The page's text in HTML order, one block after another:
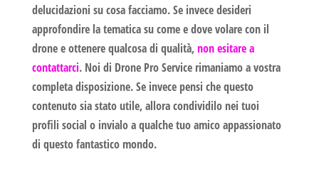
delucidazioni su cosa facciamo. Se invece desideri
approfondire la tematica su come edove volare con il
drone e ottenerequalcosa di qualità,non esitare a
contattarci. Noi di Drone Pro Service rimaniamo a vostra
completa disposizione. Se invece pensi che questo
contenuto sia stato utile, alloracondividilo nei tuoi
profili social o invialo a qualche tuo amico appassionato
di questo fantastico mondo.